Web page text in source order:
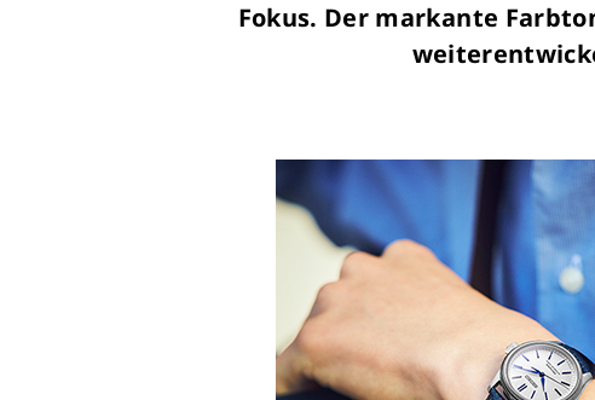
Fokus. Der markante